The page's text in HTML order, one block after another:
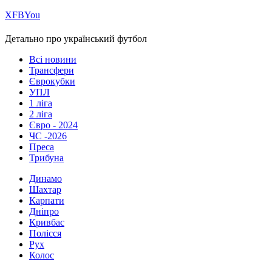
ХFBYou
Детально про український футбол
Всі новини
Трансфери
Єврокубки
УПЛ
1 ліга
2 ліга
Євро - 2024
ЧС -2026
Преса
Трибуна
Динамо
Шахтар
Карпати
Дніпро
Кривбас
Полісся
Рух
Колос